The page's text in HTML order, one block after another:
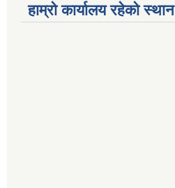
हाम्रो कार्यालय रहेको स्थान